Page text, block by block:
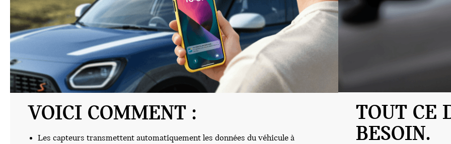
VOICI COMMENT :
Les capteurs transmettent automatiquement les données du véhicule à
TOUT CE
BESOIN.